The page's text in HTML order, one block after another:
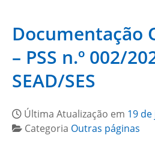
Documentação
– PSS n.º 002/
SEAD/SES
Última Atualização em 19
Categoria Outras páginas